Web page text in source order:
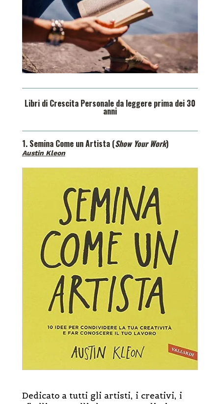
Libri di Crescita Personale da leggere prima dei 30
anni
1. Semina Come un Artista (Show Your Work)
Austin Kleon
Dedicato a tutti gli artisti, i creativi, i